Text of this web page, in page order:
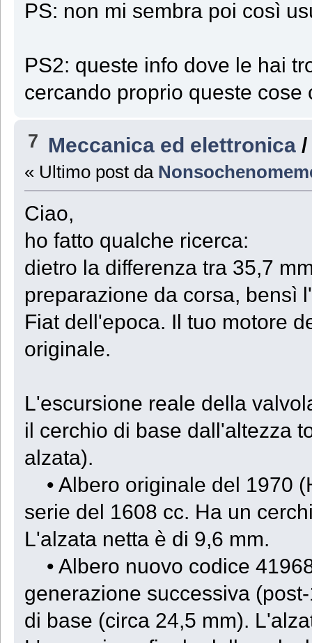
PS: non mi sembra poi così
PS2: queste info dove le hai
cercando proprio queste cose
7 Meccanica ed elettronica
« Ultimo post da
Ciao,
ho fatto qualche ricerca:
dietro la differenza tra 35,7
preparazione da corsa, bensì
Fiat dell'epoca. Il tuo motore
originale.
L'escursione reale della
il cerchio di base dall'altezza
alzata).
• Albero originale del 1970
serie del 1608 cc. Ha un
L'alzata netta è di 9,6 mm.
• Albero nuovo codice
generazione successiva
di base (circa 24,5 mm).